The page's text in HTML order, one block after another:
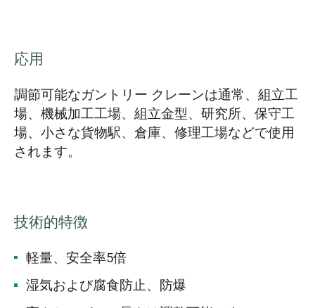
応用
調節可能なガントリー クレーンは通常、組立工
場、機械加工工場、組立金型、研究所、保守工
場、小さな貨物駅、倉庫、修理工場などで使用
されます。
技術的特徴
軽量、安全率5倍
湿気および腐食防止、防爆